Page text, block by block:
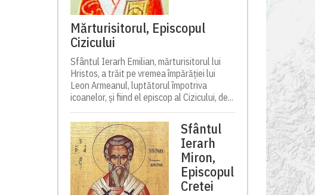
Mărturisitorul, Episcopul
Cizicului
Sfântul Ierarh Emilian, mărturisitorul lui
Hristos, a trăit pe vremea împărăției lui
Leon Armeanul, luptătorul împotriva
icoanelor, și fiind el episcop al Cizicului, de...
Sfântul
Ierarh
Miron,
Episcopul
Cretei